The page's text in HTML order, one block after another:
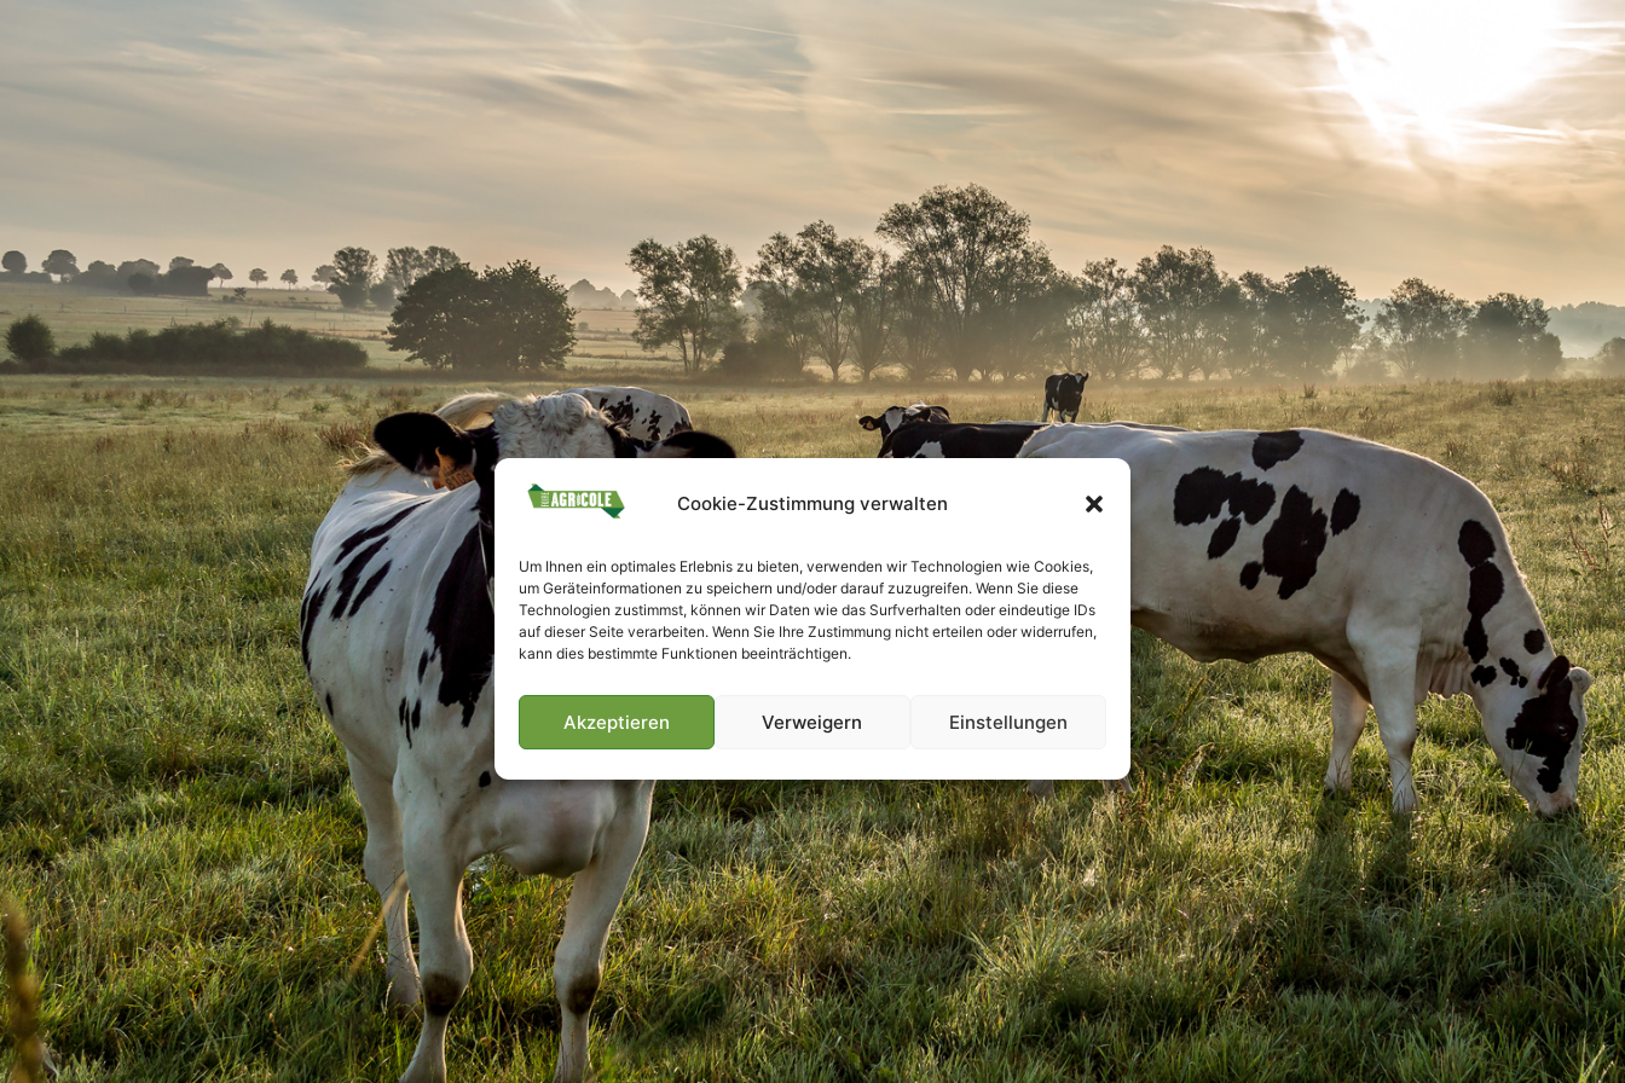
Cookie-Zustimmung verwalten
Um Ihnen ein optimales Erlebnis zu bieten, verwenden wir Technologien wie Cookies,
um Geräteinformationen zu speichern und/oder darauf zuzugreifen. Wenn Sie diese
Technologien zustimmst, können wir Daten wie das Surfverhalten oder eindeutige IDs
auf dieser Seite verarbeiten. Wenn Sie Ihre Zustimmung nicht erteilen oder widerrufen,
kann dies bestimmte Funktionen beeinträchtigen.
Akzeptieren Verweigern Einstellungen
Villmools Merci! Bis nächst Joer!